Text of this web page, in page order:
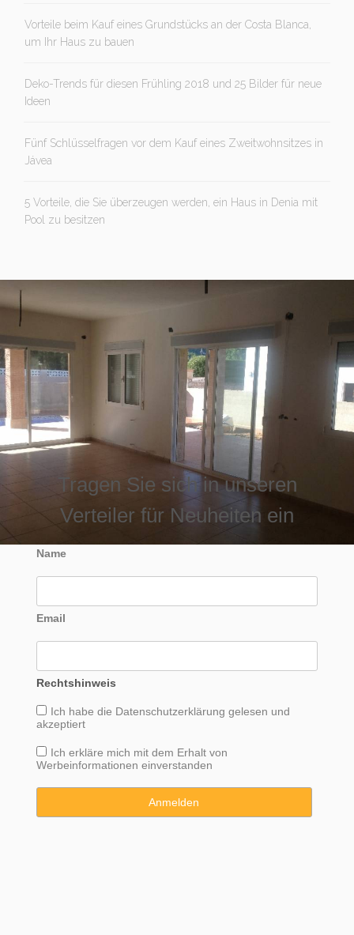
Vorteile beim Kauf eines Grundstücks an der Costa Blanca,
um Ihr Haus zu bauen
Deko-Trends für diesen Frühling 2018 und 25 Bilder für neue
Ideen
Fünf Schlüsselfragen vor dem Kauf eines Zweitwohnsitzes in
Jávea
5 Vorteile, die Sie überzeugen werden, ein Haus in Denia mit
Pool zu besitzen
Tragen Sie sich in unseren
Verteiler für Neuheiten ein
Name
Email
Rechtshinweis
Ich habe die Datenschutzerklärung gelesen und
akzeptiert
Ich erkläre mich mit dem Erhalt von
Werbeinformationen einverstanden